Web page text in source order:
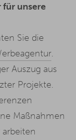
für unsere
Sie die
.
Auszug aus
Projekte.
Maßnahmen